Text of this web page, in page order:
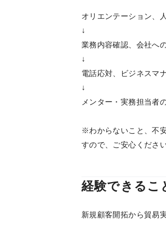
オリエンテーション、
↓
業務内容確認、会社へ
↓
電話応対、ビジネスマ
↓
メンター・実務担当者
※わからないこと、不
すので、ご安心ください
経験できるこ
新規顧客開拓から貿易